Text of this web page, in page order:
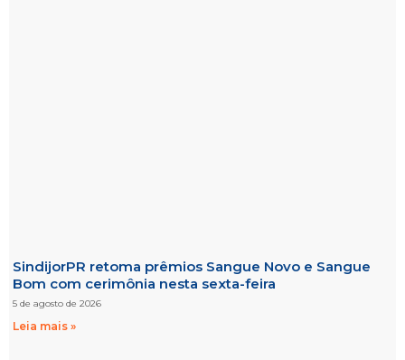
SindijorPR retoma prêmios Sangue Novo e Sangue
Bom com cerimônia nesta sexta-feira
5 de agosto de 2026
Leia mais »